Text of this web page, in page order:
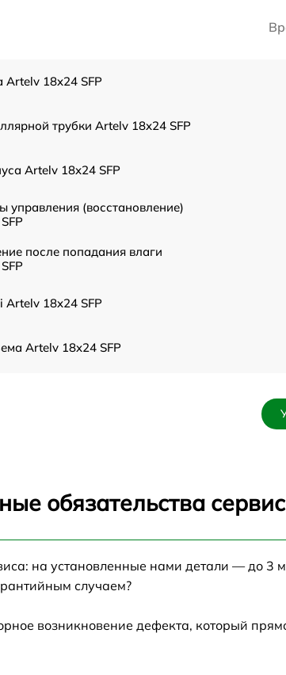
Artelv 18x24 SFP
трубки Artelv 18x24 SFP
Artelv 18x24 SFP
управления (восстановление)
после попадания влаги
Artelv 18x24 SFP
Artelv 18x24 SFP
Artelv 18x24 SFP
обязательства
на установленные нами детали — до 3
случаем?
возникновение дефекта, который